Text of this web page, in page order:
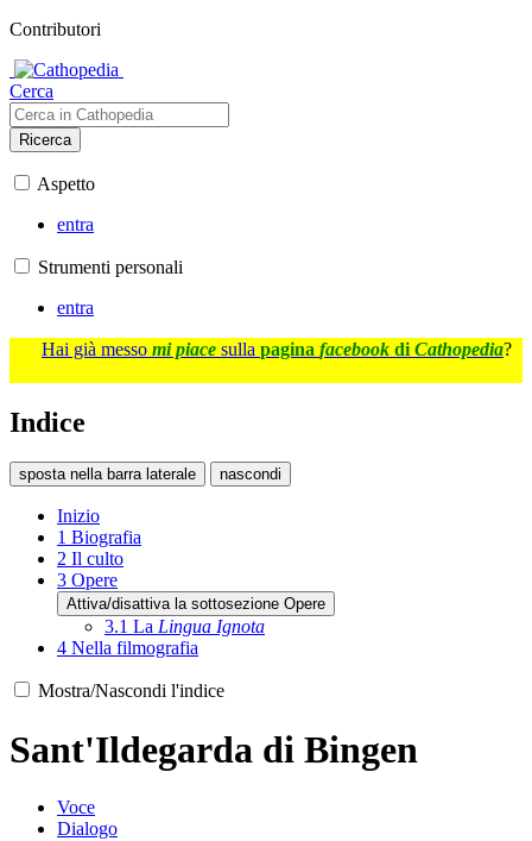
Contributori
Cerca
Ricerca
Aspetto
entra
Strumenti personali
entra
Hai già messo mi piace sulla pagina facebook di Cathopedia?
Indice
sposta nella barra laterale nascondi
Inizio
1 Biografia
2 Il culto
3 Opere
Attiva/disattiva la sottosezione Opere
3.1 La Lingua Ignota
4 Nella filmografia
Mostra/Nascondi l'indice
Sant'Ildegarda di Bingen
Voce
Dialogo